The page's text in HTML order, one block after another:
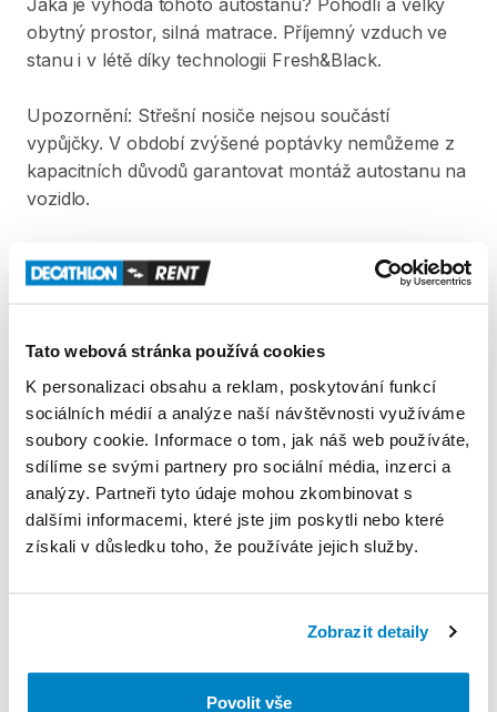
Tato webová stránka používá cookies
K personalizaci obsahu a reklam, poskytování funkcí
sociálních médií a analýze naší návštěvnosti využíváme
soubory cookie. Informace o tom, jak náš web používáte,
sdílíme se svými partnery pro sociální média, inzerci a
analýzy. Partneři tyto údaje mohou zkombinovat s
dalšími informacemi, které jste jim poskytli nebo které
získali v důsledku toho, že používáte jejich služby.
Zobrazit detaily
Povolit vše
Jaká je výhoda tohoto autostanu? Pohodlí a velký
obytný prostor​​​​,​ silná matrace. Příjemný vzduch ve
stanu i v létě díky technologii Fresh&Black.
Upozornění: Střešní nosiče nejsou součástí
vypůjčky. V období zvýšené poptávky nemůžeme z
kapacitních důvodů garantovat montáž autostanu na
vozidlo.
Kompatibilita střešních
Kompatibilní se střešními schválenými pro
střešního
cm a šířka trubky střešního nosiče musí být menší
než 9​,​5 cm (viz schémata na fotografiích u tohoto
produktu). Ověřte utažení střešních nosičů a váš
stan před každým použitím. Není kompatibilní s
podélnými střešními nosiči.
Produkt v obchodě